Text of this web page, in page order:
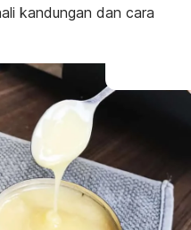
kandungan dan cara